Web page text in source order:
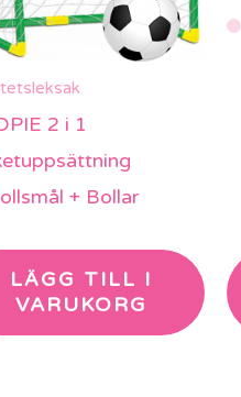
2 i 1
+ Bollar
LÄGG TILL I
VARUKORG